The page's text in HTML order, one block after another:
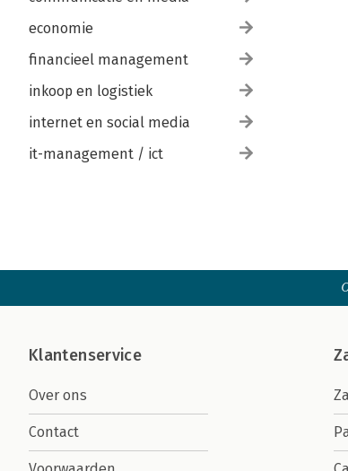
economie
financieel management
inkoop en logistiek
internet en social media
it-management / ict
Klantenservice
Over ons
Contact